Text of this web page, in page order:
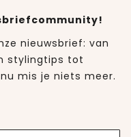
nieuwsbrief: van
stylingtips tot
mis je niets meer.